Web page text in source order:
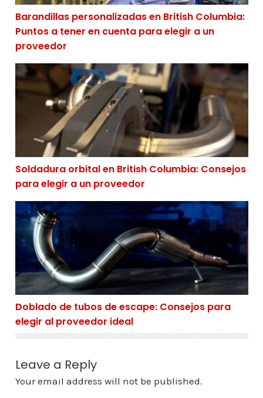
Barandillas personalizadas en British Columbia:
Puntos a tener en cuenta para elegir a un
proveedor
Soldadura orbital en British Columbia: Consejos para
Soldadura orbital en British Columbia: Consejos
para elegir a un proveedor
Doblado de tubos de escape: Consejos para elegir al
Doblado de tubos de escape: Consejos para
elegir al proveedor ideal
Leave a Reply
Your email address will not be published.